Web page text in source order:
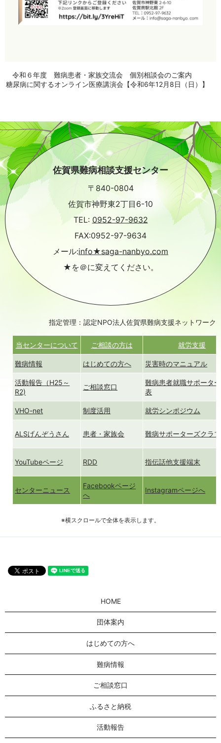
令和６年度 難病患者・家族交流会 個別相談会のご案内
糖尿病に関するオンライン医療講演会【令和6年12月8日（日）】
佐賀県難病相談支援センター
〒840-0804
佐賀市神野東2丁目6-10
TEL: 0952-97-9632
FAX:0952-97-9634
メール:info★saga-nanbyo.com
★を＠に変えてください。
指定管理：認定NPO法人佐賀県難病支援ネットワーク
当センターについて ご相談の方は 就労支援
難病情報 はじめての方へ 災害時のマニュアル
活動報告（H25～
R2)
ご相談窓口
難病患者就職サポータ
表
VHO-net 制度活用 就労シンポジウム
ALSげんぞうさん 患者・家族会 難病サポーターズクラブ
YouTubeページ RDD 指伝話他支援端末
センターニュース
Facebookページ
へ
Instagramページへ
※横スクロールで全体を表示します。
HOME
団体案内
はじめての方へ
難病情報
ご相談窓口
ふるさと納税
活動報告